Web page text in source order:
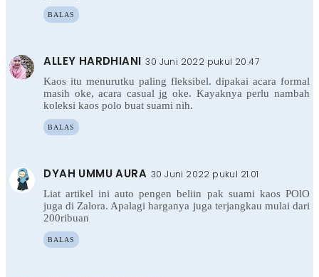
BALAS
ALLEY HARDHIANI 30 Juni 2022 pukul 20.47
Kaos itu menurutku paling fleksibel. dipakai acara formal
masih oke, acara casual jg oke. Kayaknya perlu nambah
koleksi kaos polo buat suami nih.
BALAS
DYAH UMMU AURA 30 Juni 2022 pukul 21.01
Liat artikel ini auto pengen beliin pak suami kaos POlO
juga di Zalora. Apalagi harganya juga terjangkau mulai dari
200ribuan
BALAS